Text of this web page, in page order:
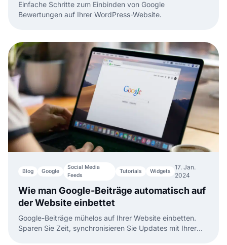
Einfache Schritte zum Einbinden von Google
Bewertungen auf Ihrer WordPress-Website.
Blog Google
Social Media
Feeds
Tutorials Widgets
17. Jan.
2024
Wie man Google-Beiträge automatisch auf
der Website einbettet
Google-Beiträge mühelos auf Ihrer Website einbetten.
Sparen Sie Zeit, synchronisieren Sie Updates mit Ihrer